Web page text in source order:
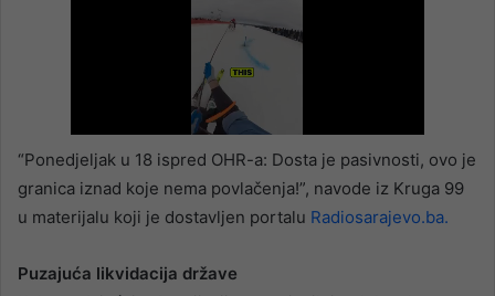
“Ponedjeljak u 18 ispred OHR-a: Dosta je pasivnosti, ovo je
granica iznad koje nema povlačenja!”, navode iz Kruga 99
u materijalu koji je dostavljen portalu Radiosarajevo.ba.
Puzajuća likvidacija države